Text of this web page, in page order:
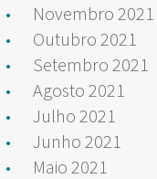
Novembro 2021
Outubro 2021
Setembro 2021
Agosto 2021
Julho 2021
Junho 2021
Maio 2021